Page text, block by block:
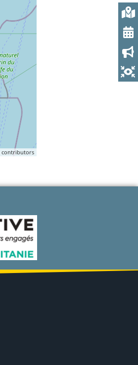
contributors